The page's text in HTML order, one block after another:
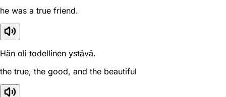
he was a true friend.
Hän oli todellinen ystävä.
the true, the good, and the beautiful